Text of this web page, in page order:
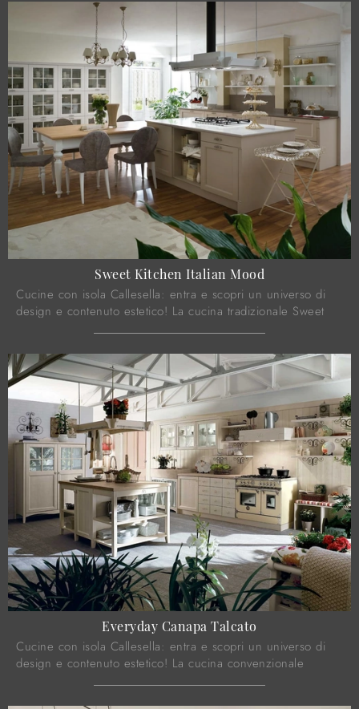
Sweet Kitchen Italian Mood
Cucine con isola Callesella: entra e scopri un universo di
design e contenuto estetico! La cucina tradizionale Sweet
Everyday Canapa Talcato
Cucine con isola Callesella: entra e scopri un universo di
design e contenuto estetico! La cucina convenzionale